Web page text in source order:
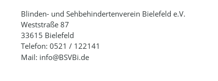
Blinden- und Sehbehindertenverein Bielefeld e.V.
Weststraße 87
33615 Bielefeld
Telefon: 0521 / 122141
Mail: info@BSVBi.de